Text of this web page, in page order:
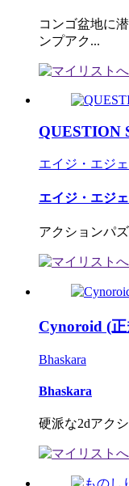
コンゴ盆地に
ンプアク...
QUESTION
エイジ・エジ
エイジ・エジ
アクションパ
Cynoroid (
Bhaskara
Bhaskara
硬派な2dアク